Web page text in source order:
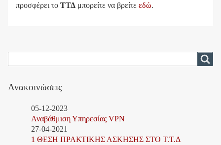
προσφέρει το ΤΤΔ μπορείτε να βρείτε εδώ.
Ανακοινώσεις
05-12-2023
Αναβάθμιση Υπηρεσίας VPN
27-04-2021
1 ΘΕΣΗ ΠΡΑΚΤΙΚΗΣ ΑΣΚΗΣΗΣ ΣΤΟ Τ.Τ.Δ